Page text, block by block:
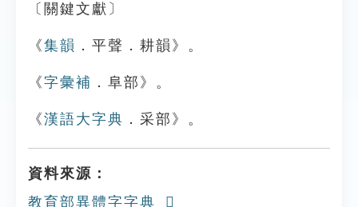
〔關鍵文獻〕
《集韻 ．平聲．耕韻》。
《字彙補 ．阜部》。
《漢語大字典 ．采部》。
資料來源：
教育部異體字字典_𨺀